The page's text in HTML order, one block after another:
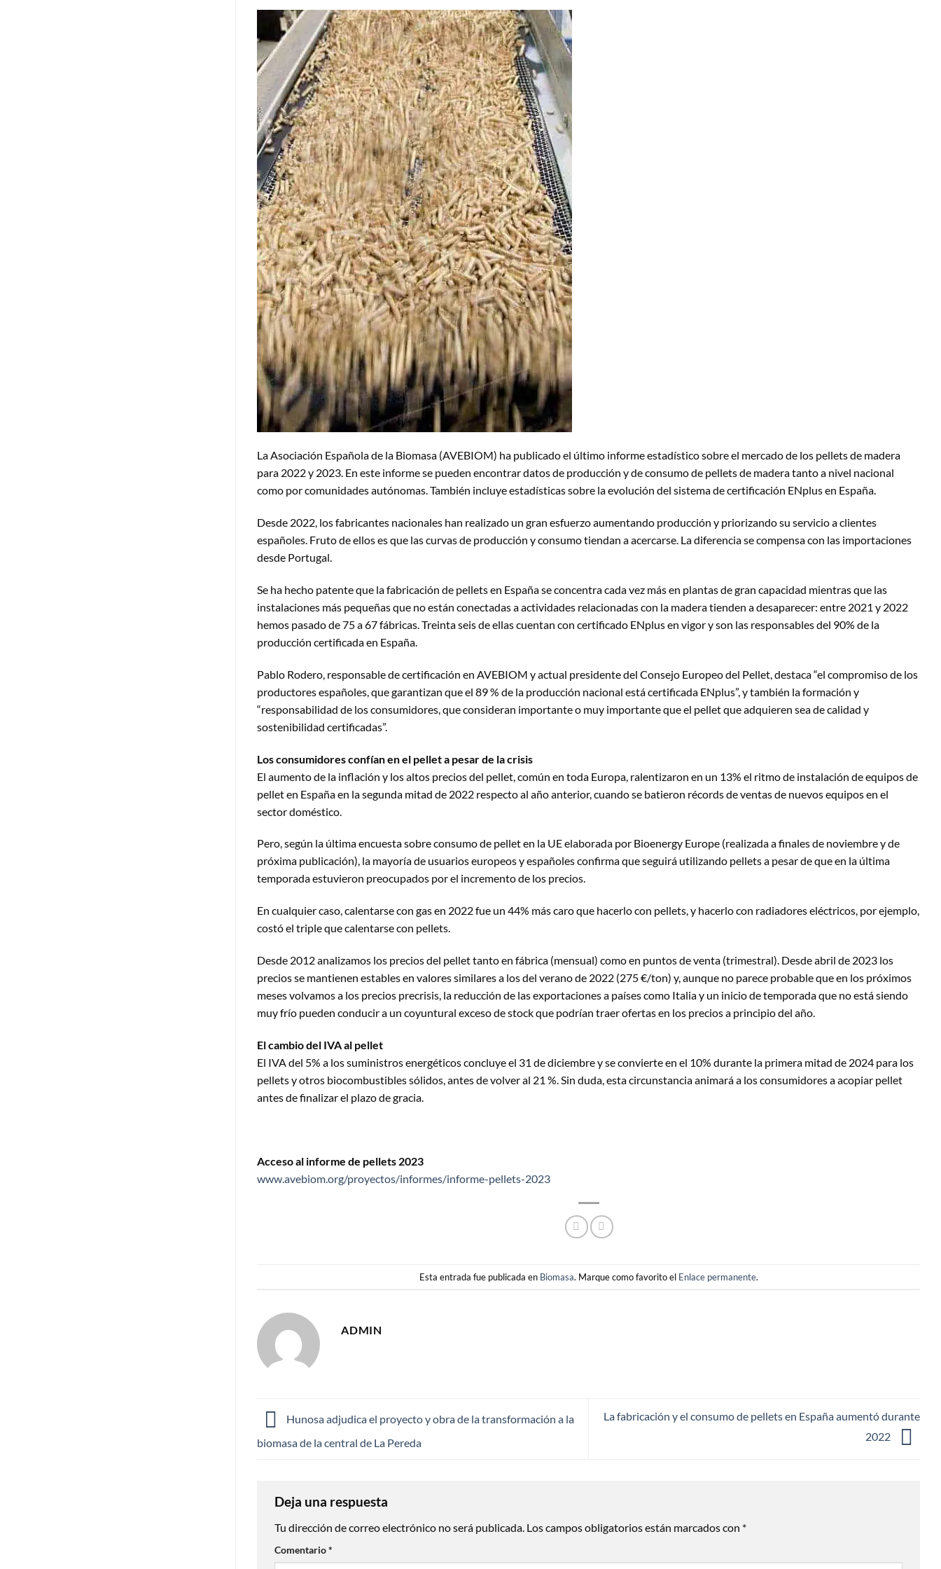
La Asociación Española de la Biomasa (AVEBIOM) ha publicado el último informe estadístico sobre el mercado de los pellets de madera
para 2022 y 2023. En este informe se pueden encontrar datos de producción y de consumo de pellets de madera tanto a nivel nacional
como por comunidades autónomas. También incluye estadísticas sobre la evolución del sistema de certificación ENplus en España.
Desde 2022, los fabricantes nacionales han realizado un gran esfuerzo aumentando producción y priorizando su servicio a clientes
españoles. Fruto de ellos es que las curvas de producción y consumo tiendan a acercarse. La diferencia se compensa con las importaciones
desde Portugal.
Se ha hecho patente que la fabricación de pellets en España se concentra cada vez más en plantas de gran capacidad mientras que las
instalaciones más pequeñas que no están conectadas a actividades relacionadas con la madera tienden a desaparecer: entre 2021 y 2022
hemos pasado de 75 a 67 fábricas. Treinta seis de ellas cuentan con certificado ENplus en vigor y son las responsables del 90% de la
producción certificada en España.
Pablo Rodero, responsable de certificación en AVEBIOM y actual presidente del Consejo Europeo del Pellet, destaca “el compromiso de los
productores españoles, que garantizan que el 89 % de la producción nacional está certificada ENplus”, y también la formación y
“responsabilidad de los consumidores, que consideran importante o muy importante que el pellet que adquieren sea de calidad y
sostenibilidad certificadas”.
Los consumidores confían en el pellet a pesar de la crisis
El aumento de la inflación y los altos precios del pellet, común en toda Europa, ralentizaron en un 13% el ritmo de instalación de equipos de
pellet en España en la segunda mitad de 2022 respecto al año anterior, cuando se batieron récords de ventas de nuevos equipos en el
sector doméstico.
Pero, según la última encuesta sobre consumo de pellet en la UE elaborada por Bioenergy Europe (realizada a finales de noviembre y de
próxima publicación), la mayoría de usuarios europeos y españoles confirma que seguirá utilizando pellets a pesar de que en la última
temporada estuvieron preocupados por el incremento de los precios.
En cualquier caso, calentarse con gas en 2022 fue un 44% más caro que hacerlo con pellets, y hacerlo con radiadores eléctricos, por ejemplo,
costó el triple que calentarse con pellets.
Desde 2012 analizamos los precios del pellet tanto en fábrica (mensual) como en puntos de venta (trimestral). Desde abril de 2023 los
precios se mantienen estables en valores similares a los del verano de 2022 (275 €/ton) y, aunque no parece probable que en los próximos
meses volvamos a los precios precrisis, la reducción de las exportaciones a países como Italia y un inicio de temporada que no está siendo
muy frío pueden conducir a un coyuntural exceso de stock que podrían traer ofertas en los precios a principio del año.
El cambio del IVA al pellet
El IVA del 5% a los suministros energéticos concluye el 31 de diciembre y se convierte en el 10% durante la primera mitad de 2024 para los
pellets y otros biocombustibles sólidos, antes de volver al 21 %. Sin duda, esta circunstancia animará a los consumidores a acopiar pellet
antes de finalizar el plazo de gracia.
Acceso al informe de pellets 2023
www.avebiom.org/proyectos/informes/informe-pellets-2023
Esta entrada fue publicada en Biomasa. Marque como favorito el Enlace permanente.
ADMIN
Hunosa adjudica el proyecto y obra de la transformación a la
biomasa de la central de La Pereda
La fabricación y el consumo de pellets en España aumentó durante
2022
Deja una respuesta
Tu dirección de correo electrónico no será publicada. Los campos obligatorios están marcados con *
Comentario*